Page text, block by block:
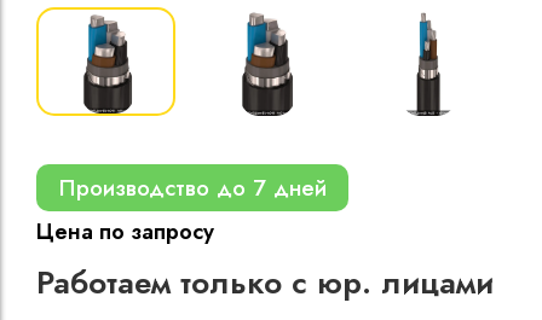
Кабели
изоляцией
Производство до 7 дней
Цена по запросу
Работаем только с юр. лицами